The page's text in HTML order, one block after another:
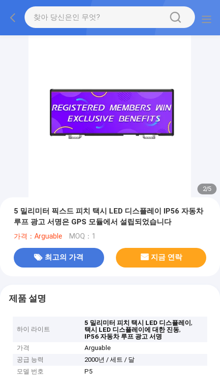
2/5
5 밀리미터 픽스드 피치 택시 LED 디스플레이 IP56 자동차
루프 광고 서명은 GPS 모듈에서 설립되었습니다
가격：Arguable MOQ：1
최고의 가격 지금 연락
제품 설명
하이 라이트
5 밀리미터 피치 택시 LED 디스플레이,
택시 LED 디스플레이에 대한 진동,
IP56 자동차 루프 광고 서명
가격
Arguable
공급 능력
2000년 / 세트 / 달
모델 번호
P5